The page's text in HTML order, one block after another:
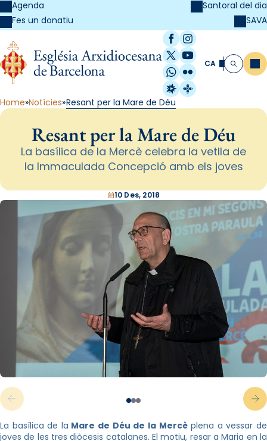
Agenda
Fes un donatiu
Santoral del dia
SAVA
Facebook
Instagram
X / Twitter
YouTube
WhatsApp
Flickr
Radio Estel
Catalunya
CA Cerca
Home Notícies Resant per la Mare de Déu
Resant per la Mare de Déu
La basílica de la Mercè celebra la vetlla de
la Immaculada Concepció amb els joves
10 Des, 2018
La basílica de la Mare de Déu de la Mercèplena a vessar de
joves de les tres diòcesis catalanes. El motiu, resar a Maria en la